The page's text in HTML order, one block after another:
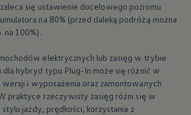
się ustawienie docelowego poziomu
na 80% (przed daleką podróżą można
na 100%).
elektrycznych lub zasięg w trybie
dla hybryd typu Plug-In może się różnić w
wersji i wyposażenia oraz zamontowanych
praktyce rzeczywisty zasięg różni się w
stylu jazdy, prędkości, korzystania z